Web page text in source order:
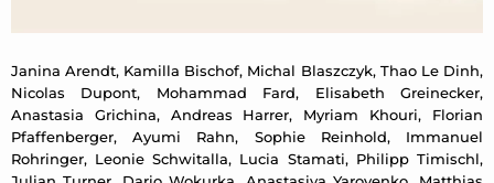
Janina Arendt, Kamilla Bischof, Michal Blaszczyk, Thao Le Dinh,
Nicolas Dupont, Mohammad Fard, Elisabeth Greinecker,
Anastasia Grichina, Andreas Harrer, Myriam Khouri, Florian
Pfaffenberger, Ayumi Rahn, Sophie Reinhold, Immanuel
Rohringer, Leonie Schwitalla, Lucia Stamati, Philipp Timischl,